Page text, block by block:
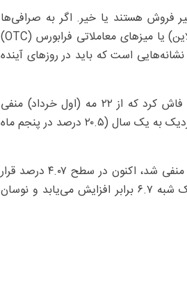
فروش هستند یا خیر. اگر به صرافی‌ها
برسند، این ریزش ادامه‌دار خواهد بود. اگر به سمت کیف پول سرد (کیف پول آفلاین) یا میزهای معاملاتی فرابورس (OTC)
است که باید در روزهای آینده
همزمان، روگا ریسرچ روند نگران‌کننده‌ای را در شاخص «نوسان قیمت بیت‌کوین» فاش کرد که از ۲۲ مه (اول خرداد) منفی
مانده است. این شاخص درون‌زنجیره‌ای پس از رسیدن به بالاترین سطح خود در نزدیک به یک سال (۲۰.۵ درصد در پنجم ماه
طبق گزارش تردینگ ویو، نوسان قیمت بیت‌کوین که کمی بیش از یک هفته پیش منفی شد، اکنون در سطح ۴.۰۷ درصد قرار
دارد. این تحلیلگر بازار نتیجه گرفت، وقتی خروجی خرج‌ شده یک تا سه ماهه یک شبه ۶.۷ برابر افزایش می‌یابد و نوسان